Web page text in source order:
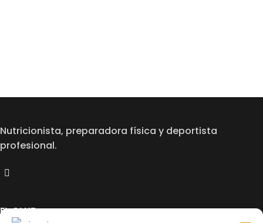
Nutricionista, preparadora física y deportista
profesional.
EL CLUB